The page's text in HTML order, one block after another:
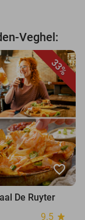
Veghel:
33%
favorite_border
De Ruyter
9.5 star